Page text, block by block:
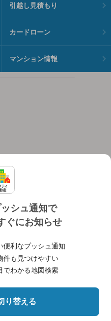
シュ通知で
ぐにお知らせ
便利なプッシュ通知
件も見つけやすい
でわかる地図検索
り替える
引越し見積もり
カードローン
マンション情報
ー 利用規約
わせ 採用情報
Co., Ltd.